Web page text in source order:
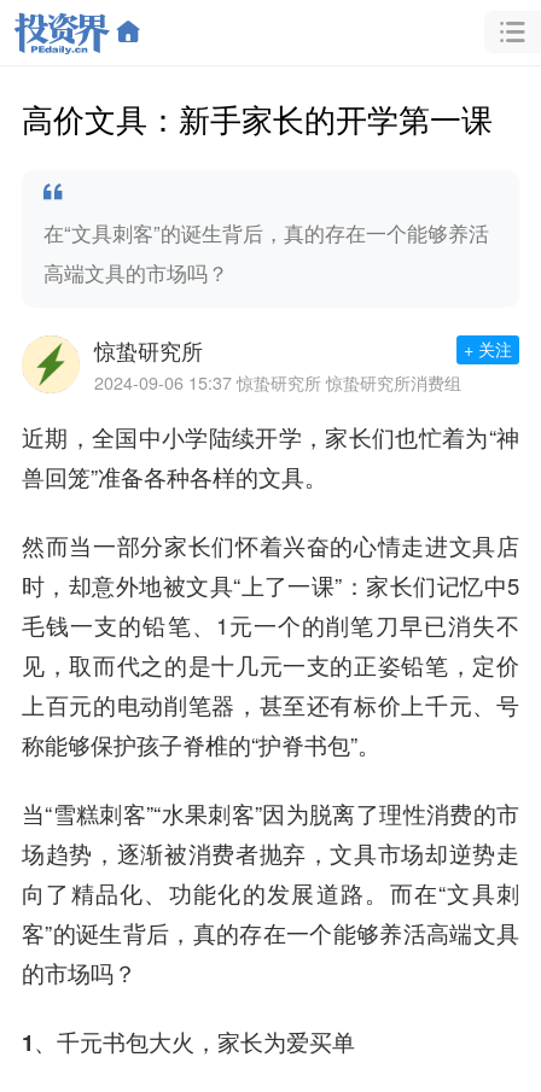
高价文具：新手家长的开学第一课
在“文具刺客”的诞生背后，真的存在一个能够养活
高端文具的市场吗？
惊蛰研究所
2024-09-06 15:37 惊蛰研究所 惊蛰研究所消费组
+ 关注
近期，全国中小学陆续开学，家长们也忙着为“神
兽回笼”准备各种各样的文具。
然而当一部分家长们怀着兴奋的心情走进文具店
时，却意外地被文具“上了一课”：家长们记忆中5
毛钱一支的铅笔、1元一个的削笔刀早已消失不
见，取而代之的是十几元一支的正姿铅笔，定价
上百元的电动削笔器，甚至还有标价上千元、号
称能够保护孩子脊椎的“护脊书包”。
当“雪糕刺客”“水果刺客”因为脱离了理性消费的市
场趋势，逐渐被消费者抛弃，文具市场却逆势走
向了精品化、功能化的发展道路。而在“文具刺
客”的诞生背后，真的存在一个能够养活高端文具
的市场吗？
1、千元书包大火，家长为爱买单